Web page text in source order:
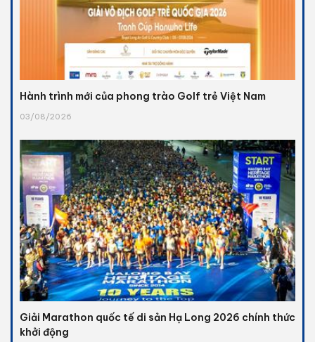
Hành trình mới của phong trào Golf trẻ Việt Nam
03/08/2026
Giải Marathon quốc tế di sản Hạ Long 2026 chính thức
khởi động